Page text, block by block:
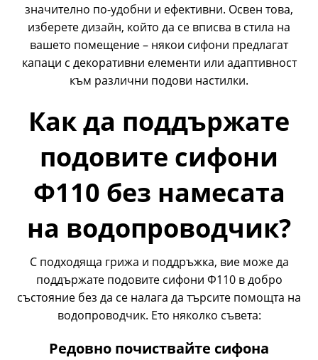
значително по-удобни и ефективни. Освен това,
изберете дизайн, който да се вписва в стила на
вашето помещение – някои сифони предлагат
капаци с декоративни елементи или адаптивност
към различни подови настилки.
Как да поддържате
подовите сифони
Ф110 без намесата
на водопроводчик?
С подходяща грижа и поддръжка, вие може да
поддържате подовите сифони Ф110в добро
състояние без да се налага да търсите помощта на
водопроводчик. Ето няколко съвета:
Редовно почиствайте сифона